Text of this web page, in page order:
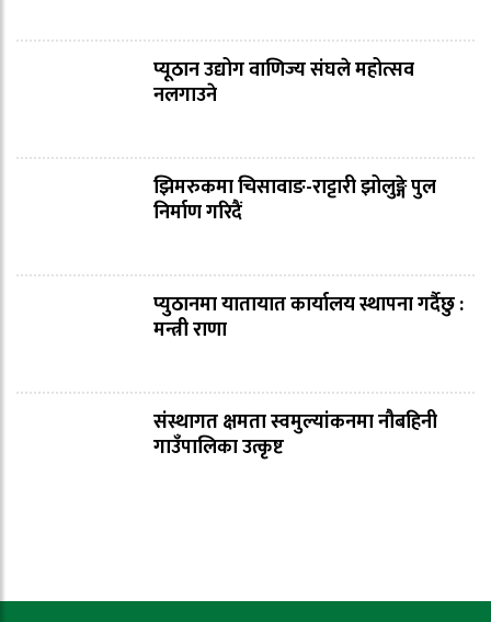
प्यूठान उद्योग वाणिज्य संघले महोत्सव
नलगाउने
झिमरुकमा चिसावाङ-राट्टारी झोलुङ्गे पुल
निर्माण गरिदैं
प्युठानमा यातायात कार्यालय स्थापना गर्दैछु :
मन्त्री राणा
संस्थागत क्षमता स्वमुल्यांकनमा नौबहिनी
गाउँपालिका उत्कृष्ट